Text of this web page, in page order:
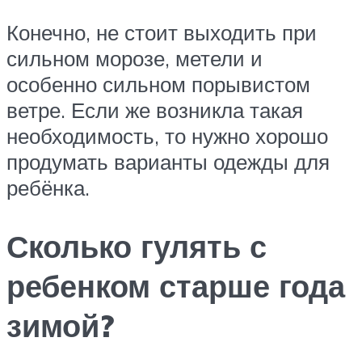
Конечно, не стоит выходить при
сильном морозе, метели и
особенно сильном порывистом
ветре. Если же возникла такая
необходимость, то нужно хорошо
продумать варианты одежды для
ребёнка.
Сколько гулять с
ребенком старше года
зимой?